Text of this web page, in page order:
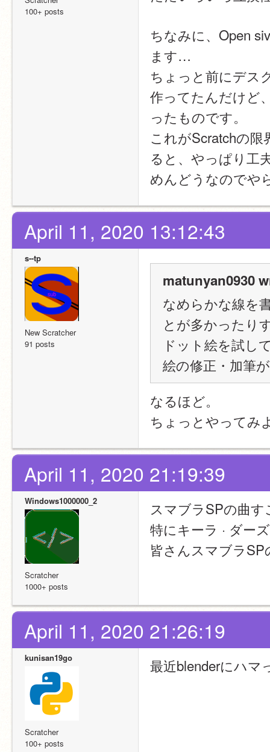
100+ posts
ちなみに、Open
ます…
ちょっと前にデス
作ってたんだけど
ったものです。
これがScratchの
ると、やっぱり工
めんどうなのでや
April 11, 2020 13:12:43
s--tp
New Scratcher
91 posts
matunyan0930
なめらかな線を
とが多かったり
ドット絵を試し
絵の修正・加筆
なるほど。
ちょっとやってみ
April 11, 2020 21:19:39
Windows1000000_2
Scratcher
1000+ posts
スマブラSPの曲
特にキーラ · ダー
皆さんスマブラ
April 11, 2020 21:26:19
kunisan19go
Scratcher
100+ posts
最近blenderにハマ